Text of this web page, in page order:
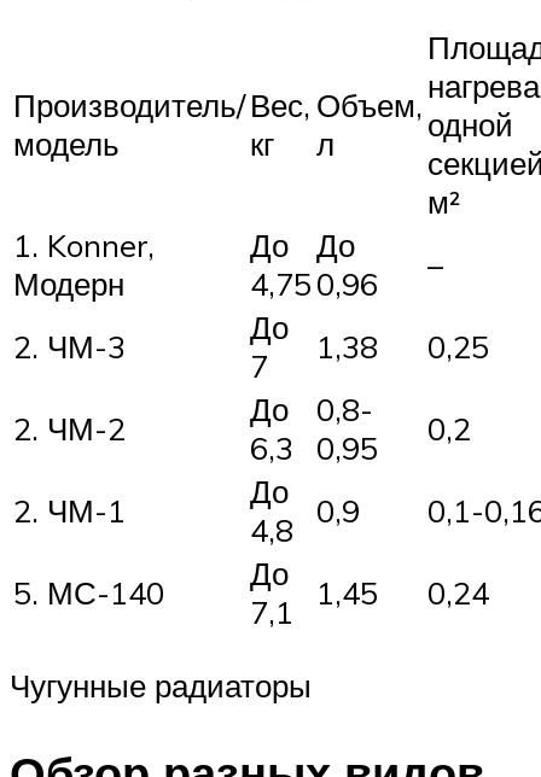
Производитель/
модель
Вес,
кг
Объем,
л
нагрева
одной
м²
1. Konner,
Модерн
До
4,75
До
0,96
–
2. ЧМ-3
До
7
1,38 0,25
2. ЧМ-2
До
6,3
0,8-
0,95
0,2
2. ЧМ-1
До
4,8
0,9 0,1-
5. МС-140
До
7,1
1,45 0,24
Чугунные радиаторы